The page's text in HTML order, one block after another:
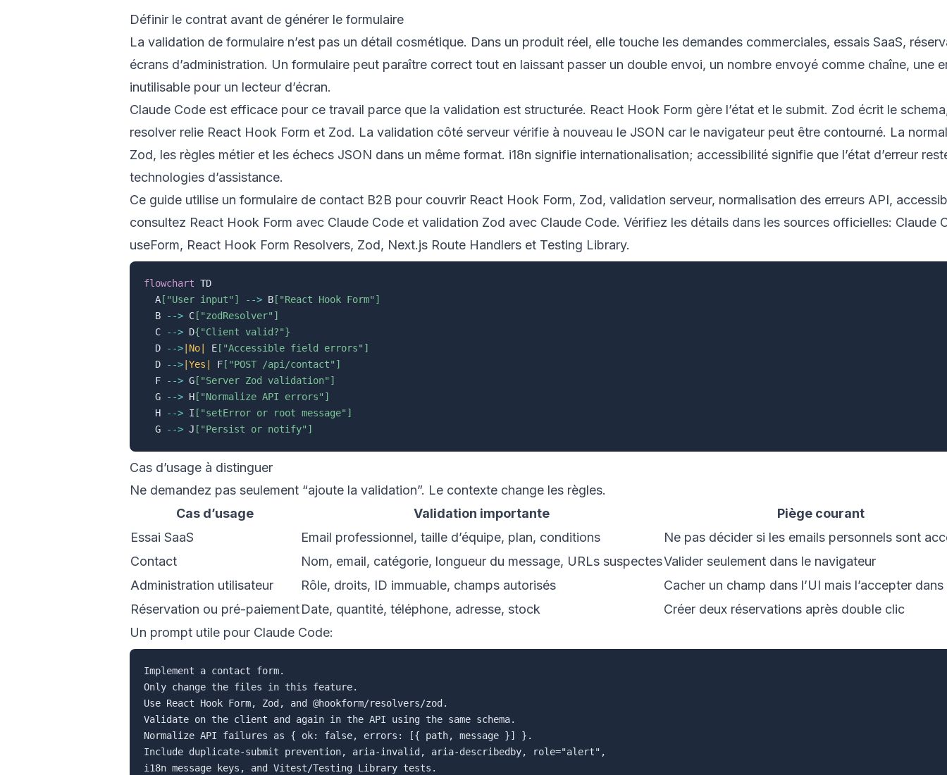
Définir le contrat avant de générer le formulaire
La validation de formulaire n’est pas un détail cosmétique. Dans un produit réel, elle touche les demandes commerciales, essais SaaS,
écrans d’administration. Un formulaire peut paraître correct tout en laissant passer un double envoi, un nombre envoyé comme chaîne, une
inutilisable pour un lecteur d’écran.
Claude Code est efficace pour ce travail parce que la validation est structurée. React Hook Form gère l’état et le submit. Zod écrit le
resolver relie React Hook Form et Zod. La validation côté serveur vérifie à nouveau le JSON car le navigateur peut être contourné. La
Zod, les règles métier et les échecs JSON dans un même format. i18n signifie internationalisation; accessibilité signifie que l’état d’erreur
technologies d’assistance.
Ce guide utilise un formulaire de contact B2B pour couvrir React Hook Form, Zod, validation serveur, normalisation des erreurs API,
consultez React Hook Form avec Claude Code et validation Zod avec Claude Code. Vérifiez les détails dans les sources officielles: Claude
useForm, React Hook Form Resolvers, Zod, Next.js Route Handlers et Testing Library.
flowchart TD
  A
["User input"] --> B ["React Hook Form"]
  B
--> C ["zodResolver"]
  C
--> D{"Client valid?"}
  D
--> |No| E ["Accessible field errors"]
  D
--> |Yes| F ["POST /api/contact"]
  F
--> G ["Server Zod validation"]
  G
--> H ["Normalize API errors"]
  H
--> I ["setError or root message"]
  G
--> J ["Persist or notify"]
Cas d’usage à distinguer
Ne demandez pas seulement “ajoute la validation”. Le contexte change les règles.
Cas d’usage
Validation importante
Piège courant
Essai SaaS
Email professionnel, taille d’équipe, plan, conditions
Ne pas décider si les emails personnels sont
Contact
Nom, email, catégorie, longueur du message, URLs suspectesValider seulement dans le navigateur
Administration utilisateur
Rôle, droits, ID immuable, champs autorisés
Cacher un champ dans l’UI mais l’accepter dans
Réservation ou pré-paiementDate, quantité, téléphone, adresse, stock
Créer deux réservations après double clic
Un prompt utile pour Claude Code:
Implement a contact form.
Only change the files in this feature.
Use React Hook Form, Zod, and @hookform/resolvers/zod.
Validate on the client and again in the API using the same schema.
Normalize API failures as { ok: false, errors: [{ path, message }] }.
Include duplicate-submit prevention, aria-invalid, aria-describedby, role="alert",
i18n message keys, and Vitest/Testing Library tests.